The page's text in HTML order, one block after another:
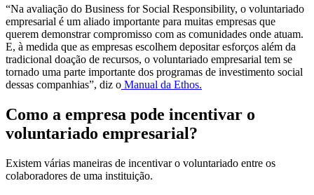
“Na avaliação do Business for Social Responsibility, o voluntariado
empresarial é um aliado importante para muitas empresas que
querem demonstrar compromisso com as comunidades onde atuam.
E, à medida que as empresas escolhem depositar esforços além da
tradicional doação de recursos, o voluntariado empresarial tem se
tornado uma parte importante dos programas de investimento social
dessas companhias”, diz o Manual da Ethos.
Como a empresa pode incentivar o
voluntariado empresarial?
Existem várias maneiras de incentivar o voluntariado entre os
colaboradores de uma instituição.